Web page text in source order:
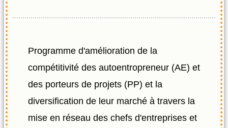
Programme d'amélioration de la
compétitivité des autoentropreneur (AE) et
des porteurs de projets (PP) et la
diversification de leur marché à travers la
mise en réseau des chefs d'entreprises et